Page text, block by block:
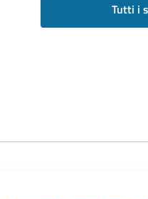
Tutti i